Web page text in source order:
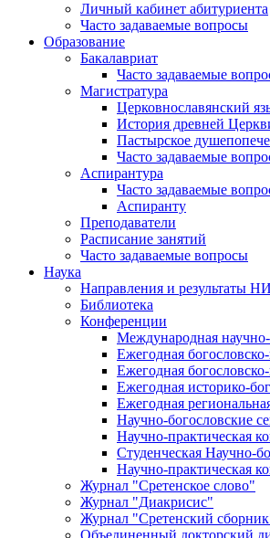
Личный кабинет абитуриента
Часто задаваемые вопросы
Образование
Бакалавриат
Часто задаваемые
Магистратура
Церковнославянский
История древней
Пастырское
Часто задаваемые
Аспирантура
Часто задаваемые
Аспиранту
Преподаватели
Расписание занятий
Часто задаваемые вопросы
Наука
Направления и результаты
Библиотека
Конференции
Международная
Ежегодная
Ежегодная
Ежегодная историко-
Ежегодная
Научно-богословские
Научно-практическая
Студенческая Научно-
Научно-практическая
Журнал "Сретенское слово"
Журнал "Диакрисис"
Журнал "Сретенский
Объединенный докторский